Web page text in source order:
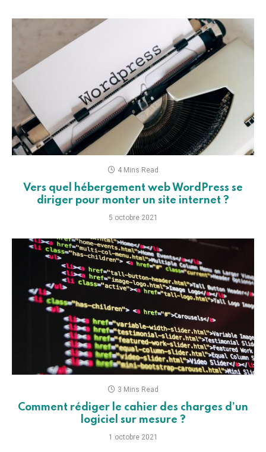
4 Mins Read
Vers quel hébergement web WordPress se
diriger pour monter un site internet ?
5 octobre 2021
3 Mins Read
Comment rédiger le cahier des charges d’un
logiciel sur mesure ?
1 octobre 2021